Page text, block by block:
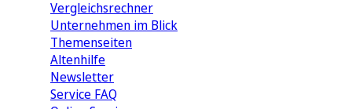
Vergleichsrechner
Unternehmen im Blick
Themenseiten
Altenhilfe
Newsletter
Service FAQ